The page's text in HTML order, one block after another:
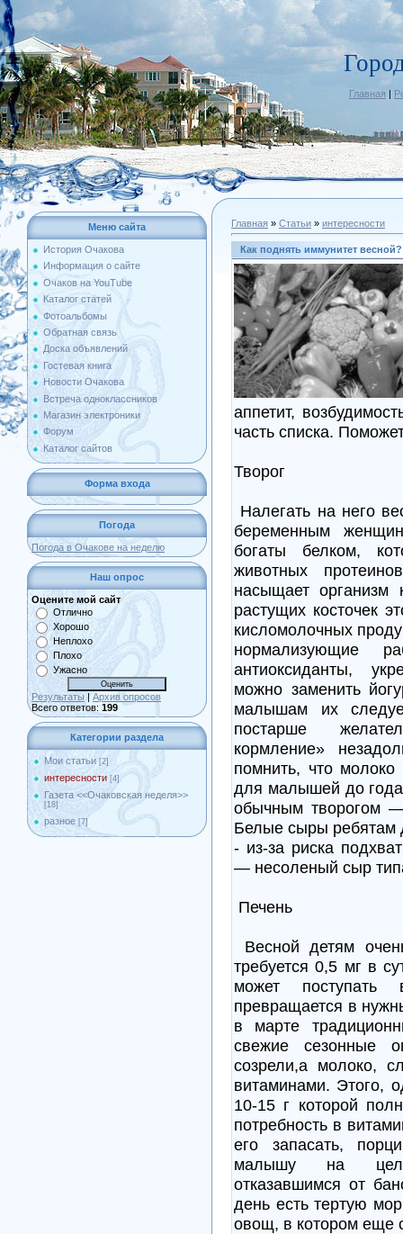
Главная |
Меню сайта
История Очакова
Информация о сайте
Очаков на YouTube
Каталог статей
Фотоальбомы
Обратная связь
Доска объявлений
Гостевая книга
Новости Очакова
Встреча одноклассников
Магазин электроники
Форум
Каталог сайтов
Форма входа
Погода
Погода в Очакове на неделю
Наш опрос
Оцените мой сайт
Отлично
Хорошо
Неплохо
Плохо
Ужасно
Результаты | Архив опросов
Всего ответов: 199
Категории раздела
Мои статьи [2]
интересности [4]
Газета <<Очаковская неделя>>
[18]
разное [7]
Главная » Статьи » интересности
Как поднять иммунитет весной?
аппетит,
часть списка.
Творог
Налегать на него
беременным
богаты белком,
животных
насыщает
растущих косточек
кисломолочных
нормализующие
антиоксиданты,
можно заменить
малышам их
постарше
кормление»
помнить, что
для малышей до
обычным творогом
Белые сыры ребятам
- из-за риска
— несоленый сыр
Печень
Весной детям
требуется 0,5 мг в
может
превращается в
в марте
свежие
созрели,а молоко,
витаминами. Этого,
10-15 г которой
потребность в
его запасать,
малышу на
отказавшимся от
день есть тертую
овощ, в котором еще